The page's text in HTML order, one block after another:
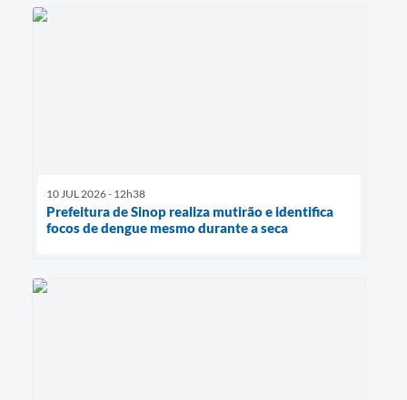
10 JUL 2026 - 12h38
Prefeitura de Sinop realiza mutirão e identifica
focos de dengue mesmo durante a seca